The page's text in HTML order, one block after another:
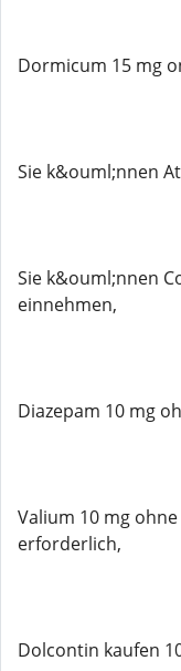
Dormicum 15 mg
Sie k&ouml;nnen
Sie k&ouml;nnen
einnehmen,
Diazepam 10 mg
Valium 10 mg
erforderlich,
Dolcontin kaufen